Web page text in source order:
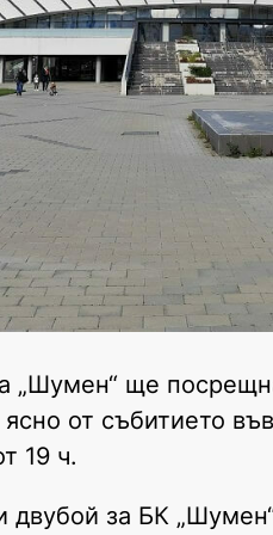
„Шумен“ ще
ясно от събитието
19 ч.
двубой за БК